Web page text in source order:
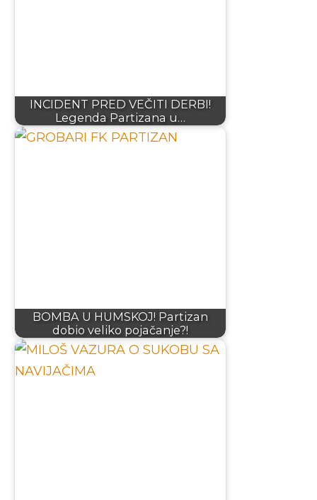
INCIDENT PRED VEČITI DERBI!
Legenda Partizana u…
BOMBA U HUMSKOJ! Partizan
dobio veliko pojačanje?!